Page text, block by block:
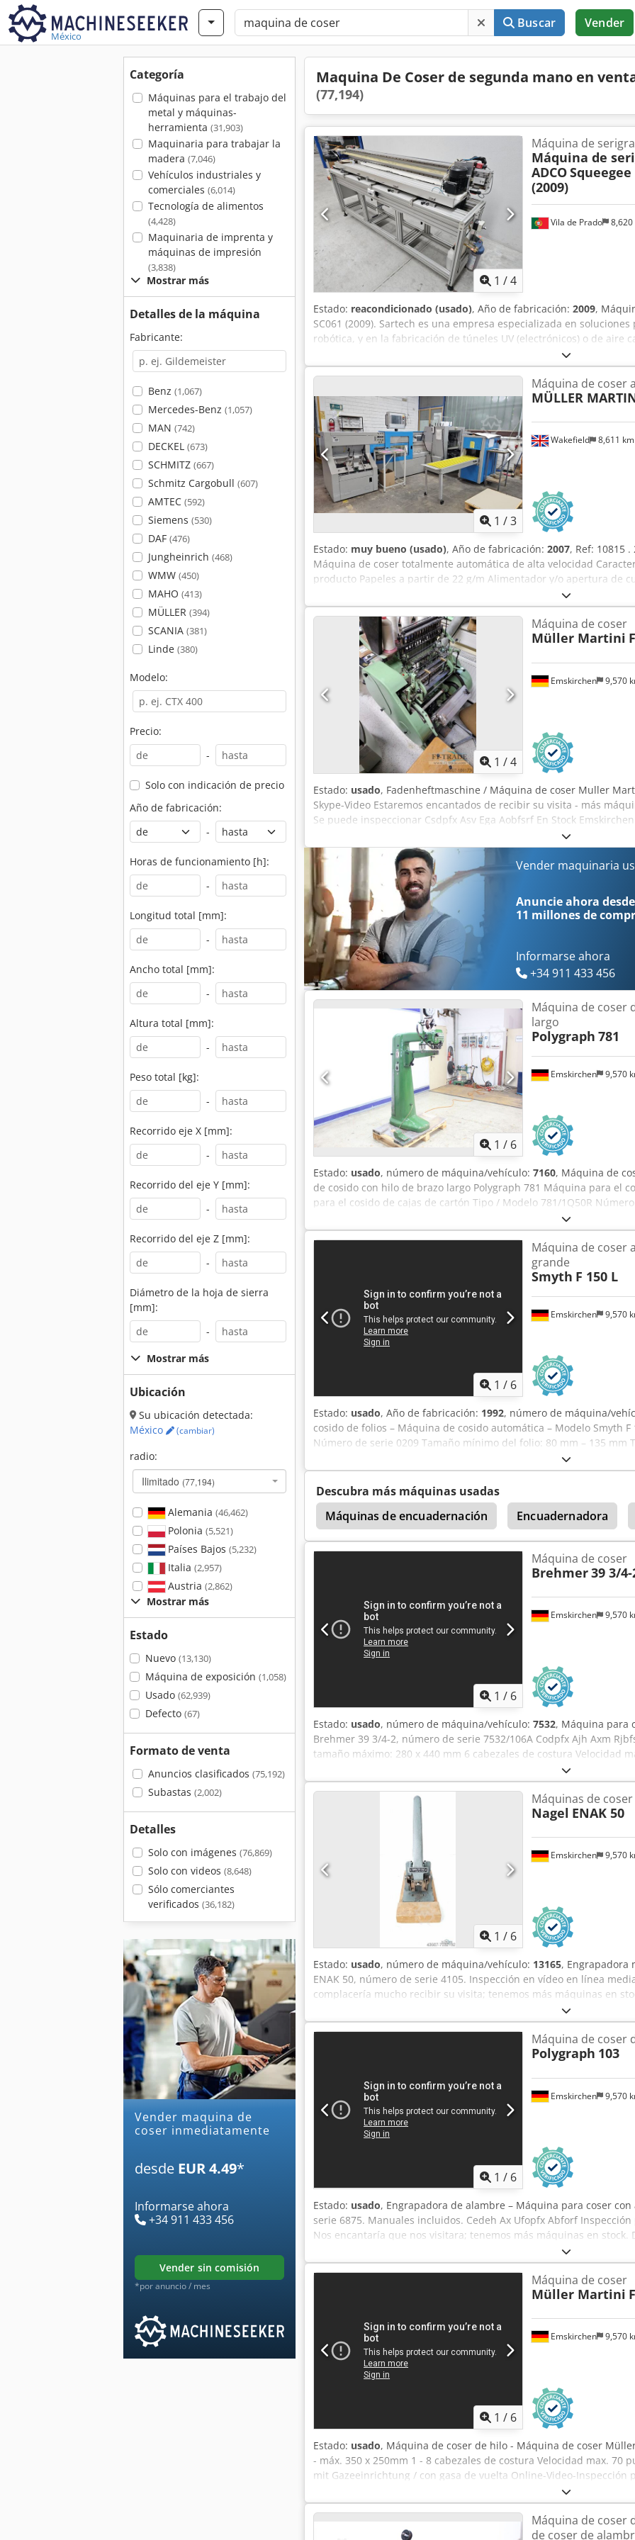
México
Buscar Vender
Categoría
Máquinas para el trabajo del
metal y máquinas-
herramienta (31,903)
Maquinaria para trabajar la
madera (7,046)
Vehículos industriales y
comerciales (6,014)
Tecnología de alimentos
(4,428)
Maquinaria de imprenta y
máquinas de impresión
(3,838)
Mostrar más
Detalles de la máquina
Fabricante:
Benz (1,067)
Mercedes-Benz (1,057)
MAN (742)
DECKEL (673)
SCHMITZ (667)
Schmitz Cargobull (607)
AMTEC (592)
Siemens (530)
DAF (476)
Jungheinrich (468)
WMW (450)
MAHO (413)
MÜLLER (394)
SCANIA (381)
Linde (380)
Modelo:
Precio:
-
Solo con indicación de precio
Año de fabricación:
-
Horas de funcionamiento [h]:
-
Longitud total [mm]:
-
Ancho total [mm]:
-
Altura total [mm]:
-
Peso total [kg]:
-
Recorrido eje X [mm]:
-
Recorrido del eje Y [mm]:
-
Recorrido del eje Z [mm]:
-
Diámetro de la hoja de sierra
[mm]:
-
Mostrar más
Ubicación
Su ubicación detectada:
México
(cambiar)
radio:
Ilimitado (77,194)
Alemania (46,462)
Polonia (5,521)
Países Bajos (5,232)
Italia (2,957)
Austria (2,862)
Mostrar más
Estado
Nuevo (13,130)
Máquina de exposición (1,058)
Usado (62,939)
Defecto (67)
Formato de venta
Anuncios clasificados (75,192)
Subastas (2,002)
Detalles
Solo con imágenes (76,869)
Solo con videos (8,648)
Sólo comerciantes
verificados (36,182)
Vender maquina de
coser inmediatamente
desde EUR 4.49*
Informarse ahora
+34 911 433 456
vender sin comisión
*por anuncio / mes
Maquina De Coser de segunda mano en
(77,194)
1 /4
Vila de Prado 8,620
Máquina de
Máquina de
ADCOSqueegee
(2009)
Estado: reacondicionado (usado), Año de fabricación: 2009,
SC061 (2009). Sartech es una empresa especializada en
robótica, y en la fabricación de túneles UV (electrónicos) o de aire
1 /3
Wakefield 8,611 km
Máquina de coser
MÜLLER
Estado: muy bueno (usado), Año de fabricación: 2007, Ref: 10815
Máquina de coser totalmente automática de alta velocidad
producto Papeles a partir de 22 g/m Alimentador y/o apertura de
Formación de bucles patentada con aire comprimido Cambio
Equipada con: Abertura de aspiración 4 + 4 para productos con o
Sistema de escaneado óptico Piezas adicionales para el
apilador Longitud máxima de la firma: 510 mm Velocidad máx.:
1 /4
Emskirchen 9,570
Máquina de coser
Müller Martini
Estado: usado, Fadenheftmaschine / Máquina de coser Muller
Skype-Video Estaremos encantados de recibir su visita - más
Se puede inspeccionar Csdpfx Asv Ega Aobfsrf En Stock
Vender maquinaria
Anuncie ahora desde
11 millones de
Informarse ahora
+34 911 433 456
1 / 6
Emskirchen 9,570
Máquina de coser
largo
Polygraph 781
Estado: usado, número de máquina/vehículo: 7160, Máquina de
de cosido con hilo de brazo largo Polygraph 781 Máquina para el
para el cosido de cajas de cartón Tipo / Modelo 781/1Q50R
Longitud del brazo: 55 cm Pedal Inspección en línea por
complacería mucho su visita; tenemos más máquinas en stock.
inspeccionar. En stock en Emskirchen / Núremberg; se puede
1 / 6
Emskirchen 9,570
Máquina de coser
grande
Smyth F 150 L
Estado: usado, Año de fabricación: 1992, número de máquina/
cosido de folios – Máquina de cosido automática – Modelo Smyth F
Número de serie 0209 Tamaño mínimo del folio: 80 mm – 135 mm
340 mm Número de puntos: 13 Velocidad mecánica: hasta 150
vídeo por Skype Nos complacería mucho recibir su visita;
inmediato; se puede inspeccionar. Crsdpfx Aboh Axawsfof En
probar.
Descubra más máquinas usadas
Máquinas de encuadernación
Encuadernadora
Yamato Máquinas De Coser
1 / 6
Emskirchen 9,570
Máquina de coser
Brehmer39 3/4-
Estado: usado, número de máquina/vehículo: 7532, Máquina para
Brehmer 39 3/4-2, número de serie 7532/106A Codpfx Ajh Axm
tamaño máximo: 280 x 440 mm 6 cabezales de costura Velocidad
en vídeo en línea mediante Skype Nos complacería mucho su
Disponible inmediatamente; se puede inspeccionar. En stock en
1 / 6
Emskirchen 9,570
Máquinas de coser
Nagel ENAK 50
Estado: usado, número de máquina/vehículo: 13165, Engrapadora
ENAK 50, número de serie 4105. Inspección en vídeo en línea
complacería mucho recibir su visita; tenemos más máquinas en
para su inspección. Crsdpfx Absh Axpaofsf En stock en
1 / 6
Emskirchen 9,570
Máquina de coser
Polygraph 103
Estado: usado, Engrapadora de alambre – Máquina para coser
serie 6875. Manuales incluidos. Cedeh Ax Ufopfx Abforf
Nos encantaría que nos visitara; tenemos más máquinas en
inspeccionar. En stock en Emskirchen/Núremberg; se puede probar.
1 / 6
Emskirchen 9,570
Máquina de coser
Müller Martini
Estado: usado, Máquina de coser de hilo - Máquina de coser
- máx. 350 x 250mm 1 - 8 cabezales de costura Velocidad max.
mit Gazeeinrichtung / con gasa de vuelta Online-Video-Inspección
de recibir su visita - más máquinas en Stock Disponible de
Emskirchen / Nuremberg - Se puede probar
Máquina de coser
de coser de